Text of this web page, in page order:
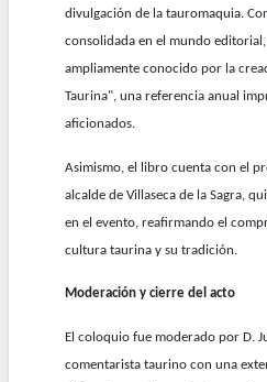
divulgación de la tauromaquia.
consolidada en el mundo
ampliamente conocido por la
Taurina", una referencia anual
aficionados.
Asimismo, el libro cuenta con el
alcalde de Villaseca de la Sagra,
en el evento, reafirmando el
cultura taurina y su tradición.
Moderación y cierre del acto
El coloquio fue moderado por D.
comentarista taurino con una